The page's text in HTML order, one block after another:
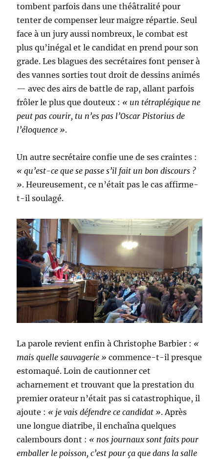
tombent parfois dans une théâtralité pour
tenter de compenser leur maigre répartie. Seul
face à un jury aussi nombreux, le combat est
plus qu’inégal et le candidat en prend pour son
grade. Les blagues des secrétaires font penser à
des vannes sorties tout droit de dessins animés
— avec des airs de battle de rap, allant parfois
frôler le plus que douteux : « un tétraplégique ne
peut pas courir, tu n’es pas l’Oscar Pistorius de
l’éloquence ».
Un autre secrétaire confie une de ses craintes :
‎« qu’est-ce que se passe s’il fait un bon discours ?
». Heureusement, ce n’était pas le cas affirme-
t-il soulagé.
La parole revient enfin à Christophe Barbier : «
mais quelle sauvagerie » commence-t-il presque
estomaqué. Loin de cautionner cet
acharnement et trouvant que la prestation du
premier orateur n’était pas si catastrophique, il
ajoute : « je vais défendre ce candidat ». Après
une longue diatribe, il enchaîna quelques
calembours dont : « nos journaux sont faits pour
emballer le poisson, c’est pour ça que dans la salle